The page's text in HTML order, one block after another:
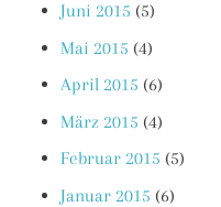
Juni 2015 (5)
Mai 2015 (4)
April 2015 (6)
März 2015 (4)
Februar 2015 (5)
Januar 2015 (6)